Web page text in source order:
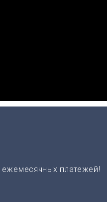
ежемесячных платежей!